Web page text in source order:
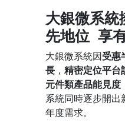
大銀微系統
先地位 享
大銀微系統因受惠
長， 精密定位平台
元件類產品能見度
系統同時逐步開出
年度需求。